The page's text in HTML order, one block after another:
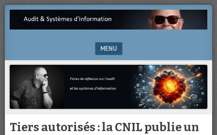
AUDIT
D'INFORMATION
Pistes
et
systèmes
d’information
MENU
SKIP TO CONTENT
Tiers autorisés : la CNIL publie un